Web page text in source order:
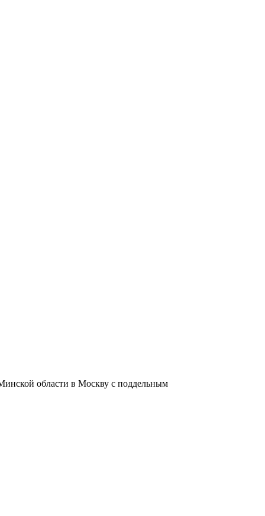
области в Москву с поддельным